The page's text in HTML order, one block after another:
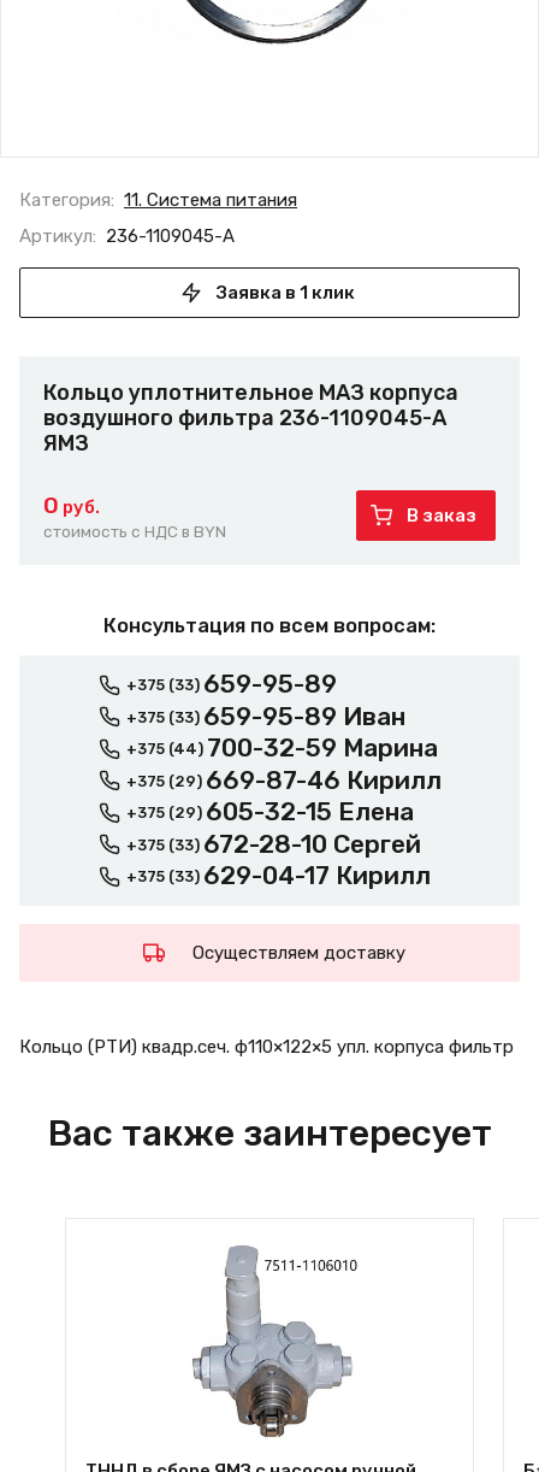
Категория: 11. Система питания
Артикул: 236-1109045-А
Заявка в 1 клик
Кольцо уплотнительное МАЗ корпуса
воздушного фильтра 236-1109045-А
ЯМЗ
0 руб.
стоимость с НДС в BYN
В заказ
Консультация по всем вопросам:
+375 (33) 659-95-89
+375 (33) 659-95-89 Иван
+375 (44) 700-32-59 Марина
+375 (29) 669-87-46 Кирилл
+375 (29) 605-32-15 Елена
+375 (33) 672-28-10 Сергей
+375 (33) 629-04-17 Кирилл
Осуществляем доставку
Кольцо (РТИ) квадр.сеч. ф110×122×5 упл. корпуса фильтр
Вас также заинтересует